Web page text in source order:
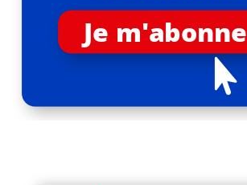
Je m'abonne
